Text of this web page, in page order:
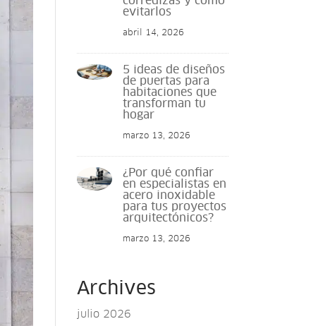
evitarlos
abril 14, 2026
5 ideas de diseños
de puertas para
habitaciones que
transforman tu
hogar
marzo 13, 2026
¿Por qué confiar
en especialistas en
acero inoxidable
para tus proyectos
arquitectónicos?
marzo 13, 2026
Archives
julio 2026